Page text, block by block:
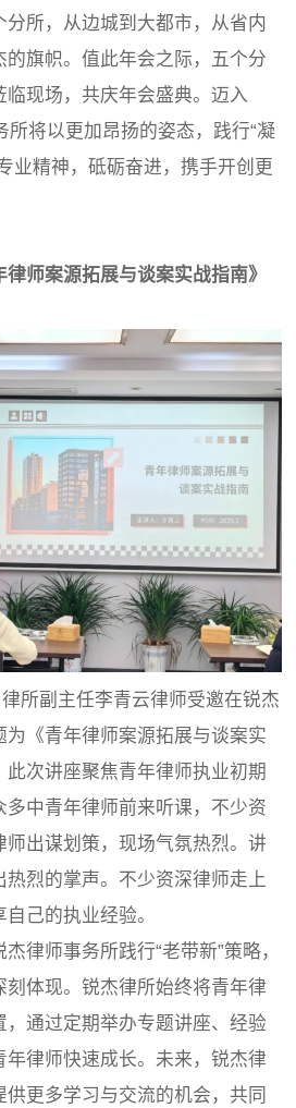
分所，从边城到大都市，从省内
的旗帜。值此年会之际，五个分
临现场，共庆年会盛典。迈入
所将以更加昂扬的姿态，践行“凝
业精神，砥砺奋进，携手开创更
律师案源拓展与谈案实战指南》
所副主任李青云律师受邀在锐杰
为《青年律师案源拓展与谈案实
次讲座聚焦青年律师执业初期
多中青年律师前来听课，不少资
师出谋划策，现场气氛热烈。讲
热烈的掌声。不少资深律师走上
己的执业经验。
律师事务所践行“老带新”策略，
体现。锐杰律所始终将青年律
，通过定期举办专题讲座、经验
年律师快速成长。未来，锐杰律
更多学习与交流的机会，共同